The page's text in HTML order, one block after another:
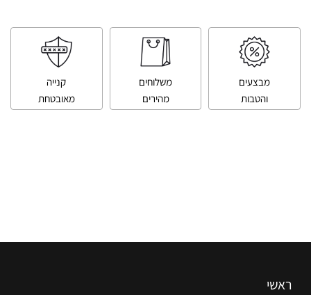
מבצעים
והטבות
משלוחים
מהירים
קנייה
מאובטחת
ראשי